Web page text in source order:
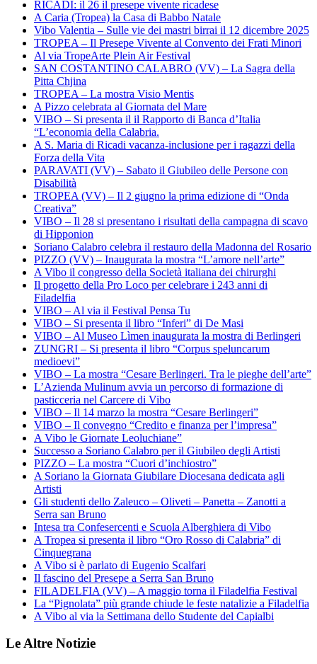
RICADI: il 26 il presepe vivente ricadese
A Caria (Tropea) la Casa di Babbo Natale
Vibo Valentia – Sulle vie dei mastri birrai il 12 dicembre 2025
TROPEA – Il Presepe Vivente al Convento dei Frati Minori
Al via TropeArte Plein Air Festival
SAN COSTANTINO CALABRO (VV) – La Sagra della
Pitta Chjina
TROPEA – La mostra Visio Mentis
A Pizzo celebrata al Giornata del Mare
VIBO – Si presenta il il Rapporto di Banca d’Italia
“L’economia della Calabria.
A S. Maria di Ricadi vacanza-inclusione per i ragazzi della
Forza della Vita
PARAVATI (VV) – Sabato il Giubileo delle Persone con
Disabilità
TROPEA (VV) – Il 2 giugno la prima edizione di “Onda
Creativa”
VIBO – Il 28 si presentano i risultati della campagna di scavo
di Hipponion
Soriano Calabro celebra il restauro della Madonna del Rosario
PIZZO (VV) – Inaugurata la mostra “L’amore nell’arte”
A Vibo il congresso della Società italiana dei chirurghi
Il progetto della Pro Loco per celebrare i 243 anni di
Filadelfia
VIBO – Al via il Festival Pensa Tu
VIBO – Si presenta il libro “Inferi” di De Masi
VIBO – Al Museo Lìmen inaugurata la mostra di Berlingeri
ZUNGRI – Si presenta il libro “Corpus speluncarum
medioevi”
VIBO – La mostra “Cesare Berlingeri. Tra le pieghe dell’arte”
L’Azienda Mulinum avvia un percorso di formazione di
pasticceria nel Carcere di Vibo
VIBO – Il 14 marzo la mostra “Cesare Berlingeri”
VIBO – Il convegno “Credito e finanza per l’impresa”
A Vibo le Giornate Leoluchiane”
Successo a Soriano Calabro per il Giubileo degli Artisti
PIZZO – La mostra “Cuori d’inchiostro”
A Soriano la Giornata Giubilare Diocesana dedicata agli
Artisti
Gli studenti dello Zaleuco – Oliveti – Panetta – Zanotti a
Serra san Bruno
Intesa tra Confesercenti e Scuola Alberghiera di Vibo
A Tropea si presenta il libro “Oro Rosso di Calabria” di
Cinquegrana
A Vibo si è parlato di Eugenio Scalfari
Il fascino del Presepe a Serra San Bruno
FILADELFIA (VV) – A maggio torna il Filadelfia Festival
La “Pignolata” più grande chiude le feste natalizie a Filadelfia
A Vibo al via la Settimana dello Studente del Capialbi
Le Altre Notizie